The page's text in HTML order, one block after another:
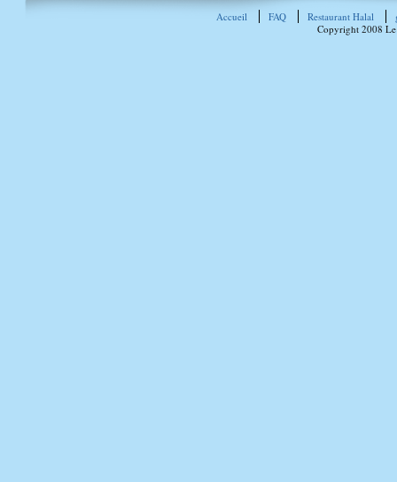
Accueil FAQ Restaurant Halal
Copyright 2008